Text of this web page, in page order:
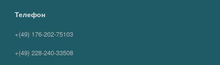
Телефон
+(49) 176-202-75103
+(49) 228-240-33508